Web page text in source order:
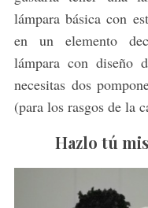
lámpara básica con
en un elemento
lámpara con diseño
necesitas dos
(para los rasgos de la
Hazlo tú